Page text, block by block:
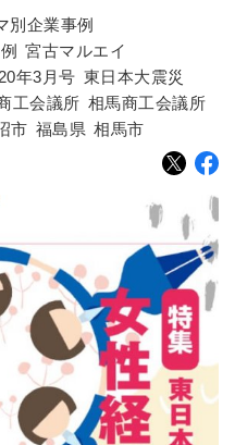
別企業事例
宮古マルエイ
年3月号 東日本大震災
工会議所 相馬商工会議所
市 福島県 相馬市